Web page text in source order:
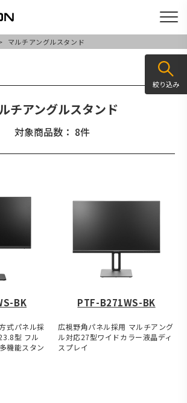
マルチアングルスタンド
チアングルスタンド
対象商品数： 8件
BK
式パネル採
型 フル
機能スタン
PTF-B271WS-BK
広視野角パネル採用 マルチアング
ル対応27型ワイドカラー液晶ディ
スプレイ
絞り込み